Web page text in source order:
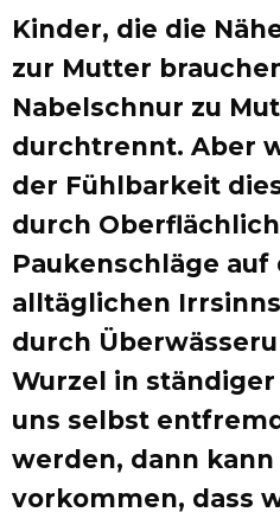
Kinder, die die
zur Mutter
Nabelschnur zu
durchtrennt. Aber
der Fühlbarkeit
durch
Paukenschläge auf
alltäglichen
durch
Wurzel in
uns selbst
werden, dann kann
vorkommen, dass